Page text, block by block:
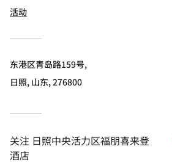
活动
东港区青岛路159号,
日照, 山东, 276800
关注 日照中央活力区福朋喜来登
酒店